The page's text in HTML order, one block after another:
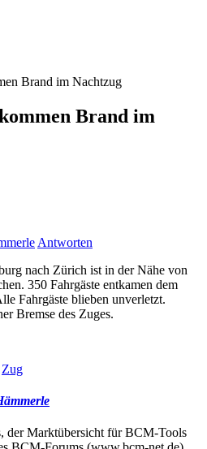
Brand im Nachtzug
Brand im
Antworten
nach Zürich ist in der Nähe von
350 Fahrgäste entkamen dem
Fahrgäste blieben unverletzt.
Bremse des Zuges.
Zug
der Marktübersicht für BCM-Tools